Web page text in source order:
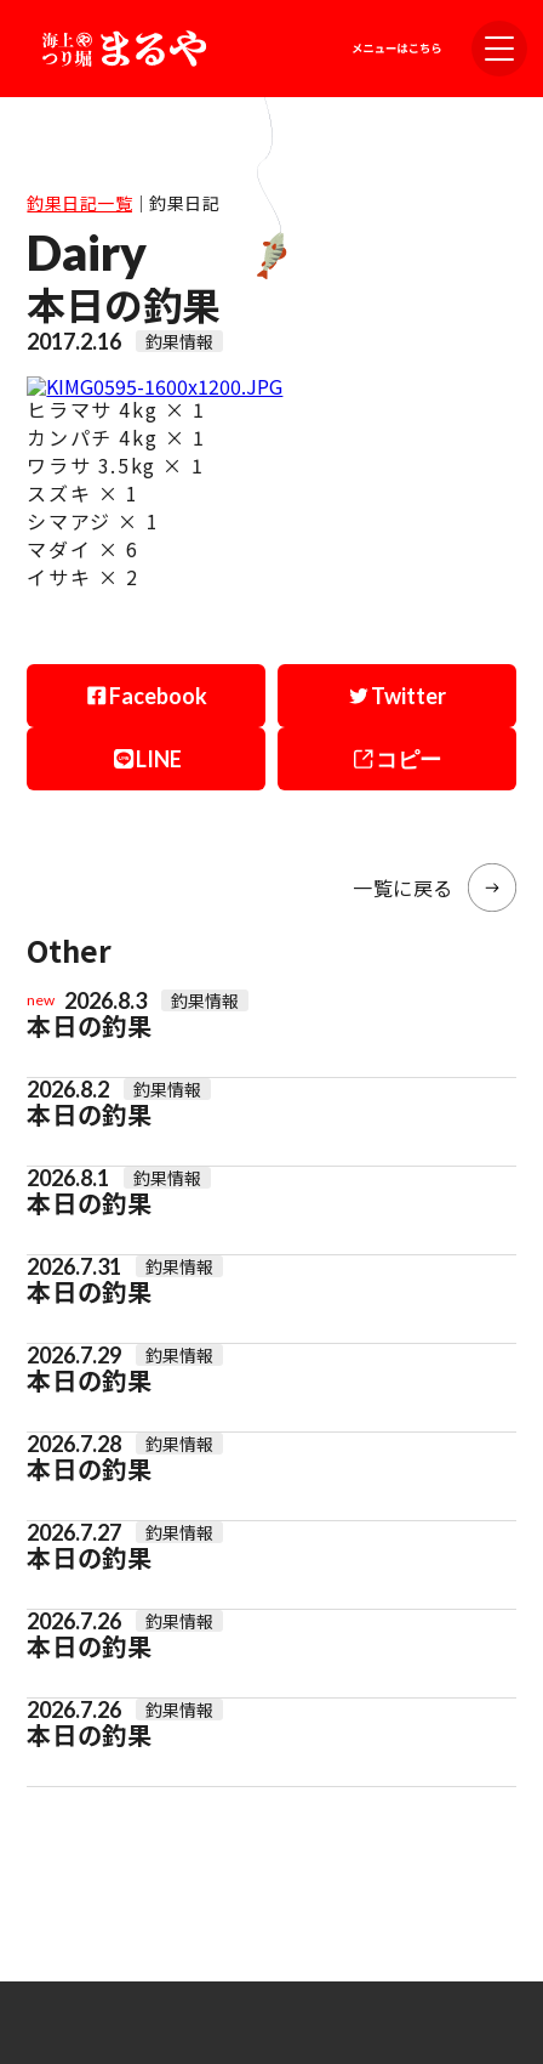
釣果日記一覧｜釣果日記
Dairy
本日の釣果
2017.2.16 釣果情報
ヒラマサ 4kg × 1
カンパチ 4kg × 1
ワラサ 3.5kg × 1
スズキ × 1
シマアジ × 1
マダイ × 6
イサキ × 2
Facebook Twitter
LINE コピー
一覧に戻る
Other
new 2026.8.3 釣果情報
本日の釣果
2026.8.2 釣果情報
本日の釣果
2026.8.1 釣果情報
本日の釣果
2026.7.31 釣果情報
本日の釣果
2026.7.29 釣果情報
本日の釣果
2026.7.28 釣果情報
本日の釣果
2026.7.27 釣果情報
本日の釣果
2026.7.26 釣果情報
本日の釣果
2026.7.26 釣果情報
本日の釣果